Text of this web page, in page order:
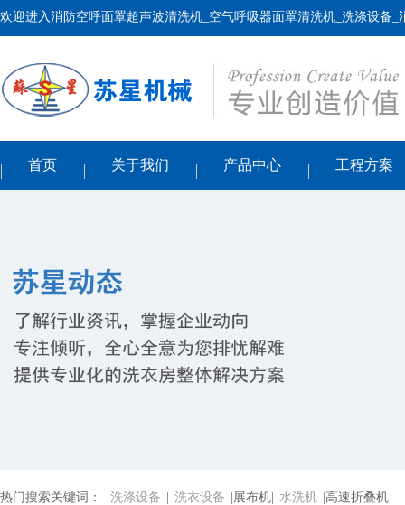
欢迎进入消防空呼面罩超声波清洗机_空气呼吸器面罩清洗机_洗涤设备
首页 关于我们 产品中心 工程方案
热门搜索关键词： 洗涤设备 洗衣设备 |展布机| 水洗机 |高速折叠机